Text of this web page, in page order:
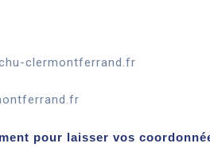
clermontferrand.fr
pour laisser vos